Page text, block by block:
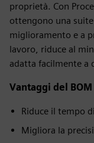
proprietà. Con
ottengono una
miglioramento e a
lavoro, riduce al
adatta facilmente a
Vantaggi del
Riduce il tempo
Migliora la